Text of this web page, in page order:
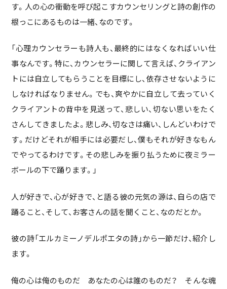
す。人の心の衝動を呼び起こすカウンセリングと詩の創作の
根っこにあるものは一緒、なのです。
「心理カウンセラーも詩人も、最終的にはなくなればいい仕
事なんです。特に、カウンセラーに関して言えば、クライアン
トには自立してもらうことを目標にし、依存させないように
しなければなりません。でも、爽やかに自立して去っていく
クライアントの背中を見送って、悲しい、切ない思いをたく
さんしてきましたよ。悲しみ、切なさは痛い、しんどいわけで
す。だけどそれが相手には必要だし、僕もそれが好きなもん
でやってるわけです。その悲しみを振り払うために夜ミラー
ボールの下で踊ります。」
人が好きで、心が好きで、と語る彼の元気の源は、自らの店で
踊ること、そして、お客さんの話を聞くこと、なのだとか。
彼の詩「エルカミーノデルポエタの詩」から一節だけ、紹介し
ます。
俺の心は俺のものだ あなたの心は誰のものだ？ そんな魂